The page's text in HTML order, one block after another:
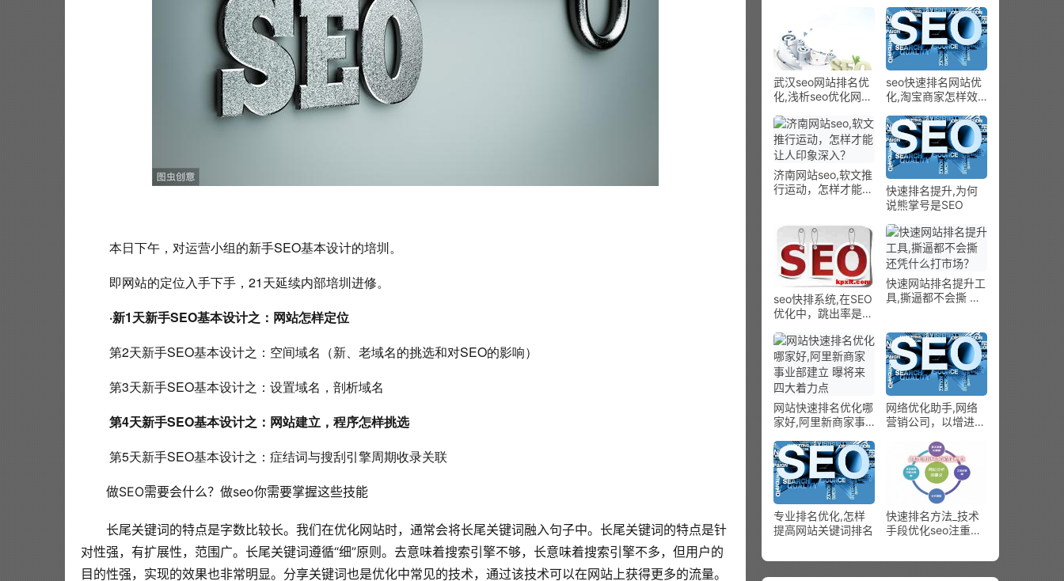
本日下午，对运营小组的新手SEO基本设计的培圳。
即网站的定位入手下手，21天延续内部培圳进修。
·新1天新手SEO基本设计之：网站怎样定位
第2天新手SEO基本设计之：空间域名（新、老域名的挑选和对SEO的影响）
第3天新手SEO基本设计之：设置域名，剖析域名
第4天新手SEO基本设计之：网站建立，程序怎样挑选
第5天新手SEO基本设计之：症结词与搜刮引擎周期收录关联
做SEO需要会什么？做seo你需要掌握这些技能
长尾关键词的特点是字数比较长。我们在优化网站时，通常会将长尾关键词融入句子中。长尾关键词的特点是针
对性强，有扩展性，范围广。长尾关键词遵循“细”原则。去意味着搜索引擎不够，长意味着搜索引擎不多，但用户的
子把关
武汉seo网站排名优
化,浅析seo优化网站
seo快速排名网站优
化,淘宝商家怎样效
的颤音，以增进该怎
么办？
济南网站seo,软文推
行运动，怎样才能让
快速排名提升,为何
说熊掌号是SEO
seo快排系统,在SEO
优化中，跳出率是个
快速网站排名提升工
具,撕逼都不会撕 还
网站快速排名优化哪
家好,阿里新商家事
大着力点
网络优化助手,网络
营销公司，以增进外
专业排名优化,怎样
提高网站关键词排名
快速排名方法_技术
手段优化seo注重细